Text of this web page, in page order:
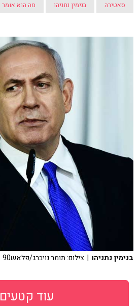
סאטירה בנימין נתניהו מה הוא אומר
בנימין נתניהו | צילום: תומר נויברג/פלאש90
עוד קטעים